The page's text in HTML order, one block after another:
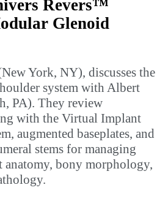
Revers™
Glenoid
York, NY), discusses the
system with Albert
PA). They review
with the Virtual Implant
augmented baseplates, and
stems for managing
anatomy, bony morphology,